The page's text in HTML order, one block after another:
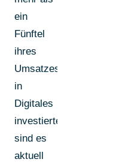
ein
Fünftel
ihres
Umsatzes
in
Digitales
investierten,
sind es
aktuell